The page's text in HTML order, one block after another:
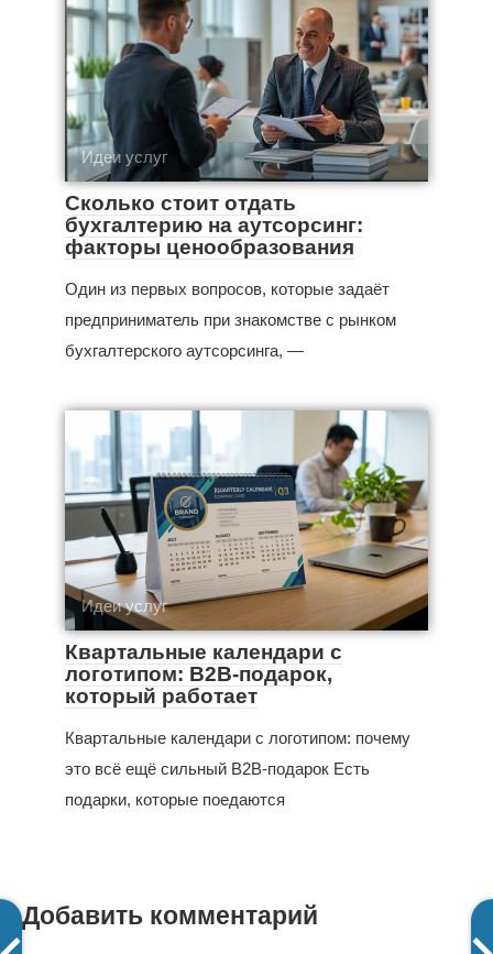
Идеи услуг
Сколько стоит отдать
бухгалтерию на аутсорсинг:
факторы ценообразования
Один из первых вопросов, которые задаёт
предприниматель при знакомстве с рынком
бухгалтерского аутсорсинга, —
Идеи услуг
Квартальные календари с
логотипом: B2B-подарок,
который работает
Квартальные календари с логотипом: почему
это всё ещё сильный B2B-подарок Есть
подарки, которые поедаются
Добавить комментарий